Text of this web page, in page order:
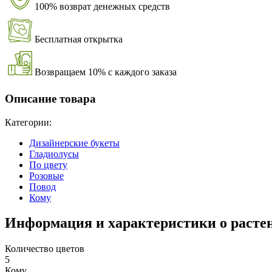
100% возврат денежных средств
Бесплатная открытка
Возвращаем 10% с каждого заказа
Описание товара
Категории:
Дизайнерские букеты
Гладиолусы
По цвету
Розовые
Повод
Кому
Информация и характеристики о
Количество цветов
5